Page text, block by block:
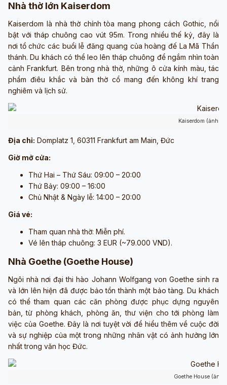
Nhà thờ lớn Kaiserdom
Kaiserdom là nhà thờ chính tòa mang phong cách Gothic, nổi
bật với tháp chuông cao vút 95m. Trong nhiều thế kỷ, đây là
nơi tổ chức các buổi lễ đăng quang của hoàng đế La Mã Thần
thánh. Du khách có thể leo lên tháp chuông để ngắm nhìn toàn
cảnh Frankfurt. Bên trong nhà thờ, những ô cửa kính màu, tác
phẩm điêu khắc và bàn thờ cổ mang đến không khí trang
nghiêm và lịch sử.
Kaiserdom (ảnh
Địa chỉ: Domplatz 1, 60311 Frankfurt am Main, Đức
Giờ mở cửa:
Thứ Hai – Thứ Sáu: 09:00 – 20:00
Thứ Bảy: 09:00 – 16:00
Chủ Nhật & Ngày lễ: 14:00 – 20:00
Giá vé:
Tham quan nhà thờ: Miễn phí.
Vé lên tháp chuông: 3 EUR (~79.000 VND).
Nhà Goethe (Goethe House)
Ngôi nhà nơi đại thi hào Johann Wolfgang von Goethe sinh ra
và lớn lên hiện đã được bảo tồn thành một bảo tàng. Du khách
có thể tham quan các căn phòng được phục dựng nguyên
bản, từ phòng khách, phòng ăn, thư viện cho tới phòng làm
việc của Goethe. Đây là nơi tuyệt vời để hiểu thêm về cuộc đời
và sự nghiệp của một trong những nhân vật có ảnh hưởng lớn
nhất trong văn học Đức.
Goethe House (ảnh